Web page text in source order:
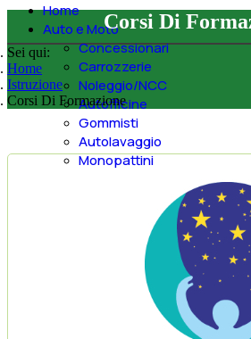
Home
Auto e Moto
Concessionari
Carrozzerie
Noleggio/NCC
Autofficine
Gommisti
Autolavaggio
Monopattini
Agenzie Immobiliari
Impresa Edile
Depositi/Traslochi
Climatizzazione
Interior Design
Arredamento
Arredamenti Esterni
Corsi Di
Sei qui:
Home
Istruzione
Corsi Di Formazione